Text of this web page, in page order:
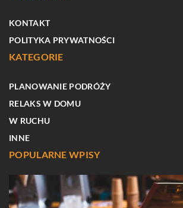
KONTAKT
POLITYKA PRYWATNOŚCI
KATEGORIE
PLANOWANIE PODRÓŻY
RELAKS W DOMU
W RUCHU
INNE
POPULARNE WPISY